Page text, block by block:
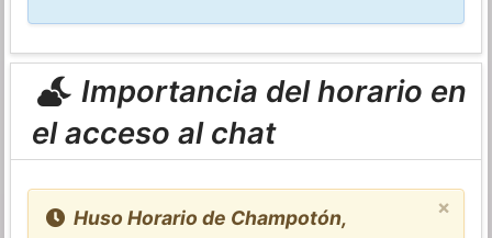
Importancia del horario en
el acceso al chat
×
Huso Horario de Champotón,